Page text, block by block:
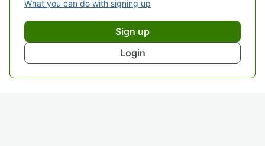
What you can do with signing up
Sign up
Login